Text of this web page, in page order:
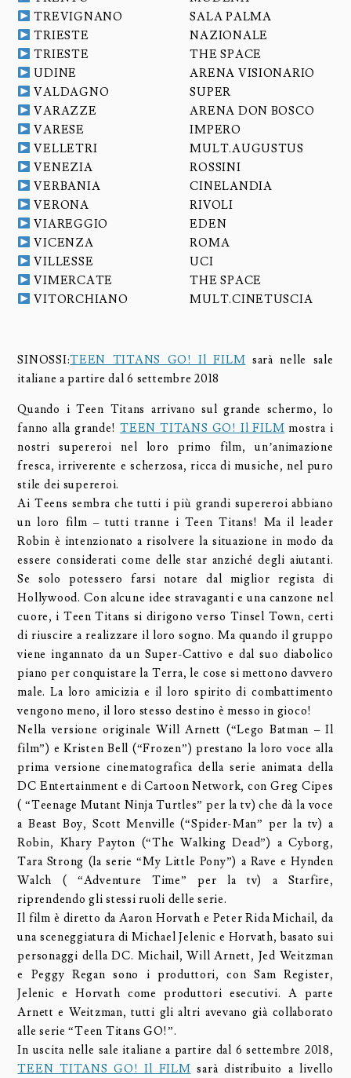
TREVIGNANO
SALA PALMA
TRIESTE
NAZIONALE
TRIESTE
THE SPACE
UDINE
ARENA VISIONARIO
VALDAGNO
SUPER
VARAZZE
ARENA DON BOSCO
VARESE
IMPERO
VELLETRI
MULT.AUGUSTUS
VENEZIA
ROSSINI
VERBANIA
CINELANDIA
VERONA
RIVOLI
VIAREGGIO
EDEN
VICENZA
ROMA
VILLESSE
UCI
VIMERCATE
THE SPACE
VITORCHIANO
MULT.CINETUSCIA
SINOSSI:TEEN TITANS GO! Il FILM sarà nelle sale
italiane a partire dal 6 settembre 2018
Quando i Teen Titans arrivano sul grande schermo, lo
fanno alla grande!TEEN TITANS GO! Il FILM mostra i
nostri supereroi nel loro primo film, un’animazione
fresca, irriverente e scherzosa, ricca di musiche, nel puro
stile dei supereroi.
Ai Teens sembra che tutti i più grandi supereroi abbiano
un loro film – tutti tranne i Teen Titans! Ma il leader
Robin è intenzionato a risolvere la situazione in modo da
essere considerati come delle star anziché degli aiutanti.
Se solo potessero farsi notare dal miglior regista di
Hollywood. Con alcune idee stravaganti e una canzone nel
cuore, i Teen Titans si dirigono verso Tinsel Town, certi
di riuscire a realizzare il loro sogno. Ma quando il gruppo
viene ingannato da un Super-Cattivo e dal suo diabolico
piano per conquistare la Terra, le cose si mettono davvero
male. La loro amicizia e il loro spirito di combattimento
vengono meno, il loro stesso destino è messo in gioco!
Nella versione originale Will Arnett (“Lego Batman – Il
film”) e Kristen Bell (“Frozen”) prestano la loro voce alla
prima versione cinematografica della serie animata della
DC Entertainment e di Cartoon Network, con Greg Cipes
( “Teenage Mutant Ninja Turtles” per la tv) che dà la voce
a Beast Boy, Scott Menville (“Spider-Man” per la tv) a
Robin, Khary Payton (“The Walking Dead”) a Cyborg,
Tara Strong (la serie “My Little Pony”) a Rave e Hynden
Walch ( “Adventure Time” per la tv) a Starfire,
riprendendo gli stessi ruoli delle serie.
Il film è diretto da Aaron Horvath e Peter Rida Michail, da
una sceneggiatura di Michael Jelenic e Horvath, basato sui
personaggi della DC. Michail, Will Arnett, Jed Weitzman
e Peggy Regan sono i produttori, con Sam Register,
Jelenic e Horvath come produttori esecutivi. A parte
Arnett e Weitzman, tutti gli altri avevano già collaborato
alle serie “Teen Titans GO!”.
In uscita nelle sale italiane a partire dal 6 settembre 2018,
TEEN TITANS GO! Il FILM sarà distribuito a livello